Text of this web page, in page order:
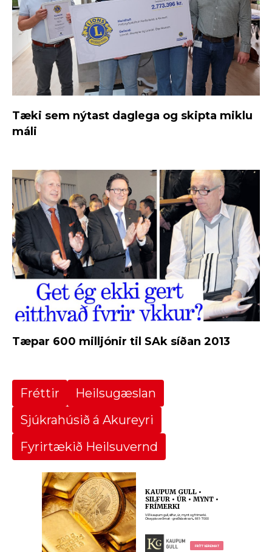
Tæki sem nýtast daglega og skipta miklu
máli
Tæpar 600 milljónir til SAk síðan 2013
Fréttir
Heilsugæslan
Sjúkrahúsið á Akureyri
Fyrirtækið Heilsuvernd